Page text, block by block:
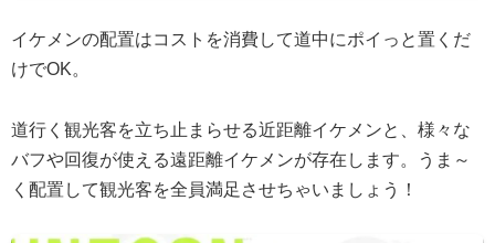
イケメンの配置はコストを消費して道中にポイっと置くだ
けでOK。
道行く観光客を立ち止まらせる近距離イケメンと、様々な
バフや回復が使える遠距離イケメンが存在します。うま～
く配置して観光客を全員満足させちゃいましょう！